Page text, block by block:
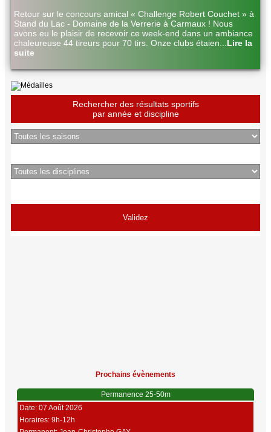
Retour sur le concours amical « Challenge Robert Couchet » à
Stand du Lac - Domaine de la Verrerie à Carmaux ! Nous
avons eu le plaisir de recevoir ce week-end dans un ambiance
chaleureuse 44 tireurs pour 70 tirs. Onze clubs étaien
Lire la
suite
Rechercher des résultats sportifs
par année et discipline
Prochains évènements
Permanence 25-50m
Date: 07 Août 2026
Horaires: 9h-12h